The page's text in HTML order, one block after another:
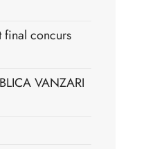
final concurs
VANZARI